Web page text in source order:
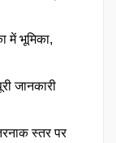
में भूमिका,
जानकारी
स्तर पर